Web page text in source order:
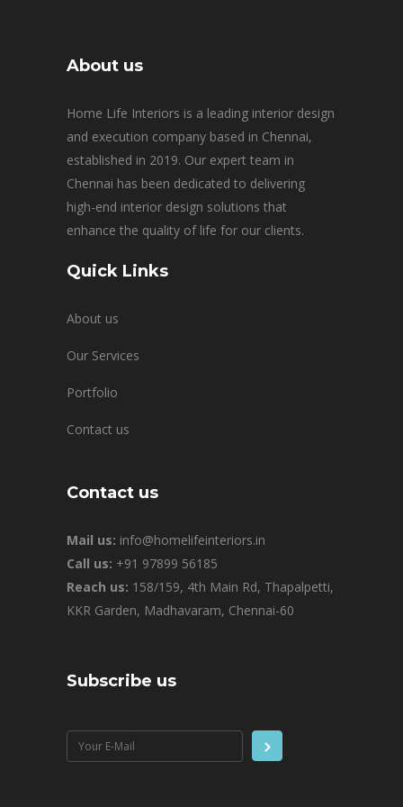
About us
Home Life Interiors is a leading interior design
and execution company based in Chennai,
established in 2019. Our expert team in
Chennai has been dedicated to delivering
high-end interior design solutions that
enhance the quality of life for our clients.
Quick Links
About us
Our Services
Portfolio
Contact us
Contact us
Mail us: info@homelifeinteriors.in
Call us: +91 97899 56185
Reach us: 158/159, 4th Main Rd, Thapalpetti,
KKR Garden, Madhavaram, Chennai-60
Subscribe us